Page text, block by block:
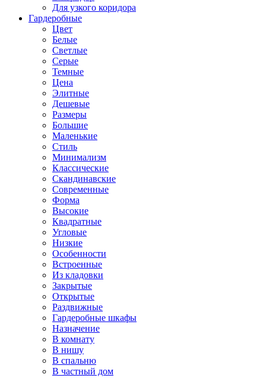
Для узкого коридора
Гардеробные
Цвет
Белые
Светлые
Серые
Темные
Цена
Элитные
Дешевые
Размеры
Большие
Маленькие
Стиль
Минимализм
Классические
Скандинавские
Современные
Форма
Высокие
Квадратные
Угловые
Низкие
Особенности
Встроенные
Из кладовки
Закрытые
Открытые
Раздвижные
Гардеробные шкафы
Назначение
В комнату
В нишу
В спальню
В частный дом